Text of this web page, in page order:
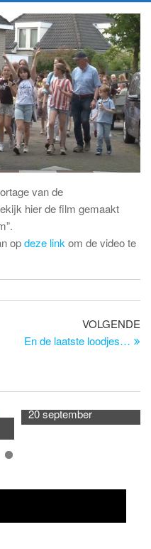
van de
hier de film gemaakt
opdeze linkom de video te
VOLGENDE
En de laatste loodjes…
20 september